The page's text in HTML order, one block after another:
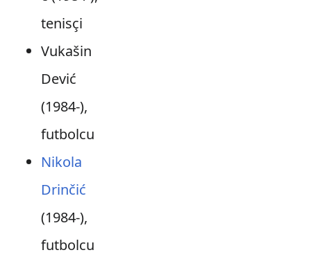
tenisçi
Vukašin
Dević
(1984-),
futbolcu
Nikola
Drinčić
(1984-),
futbolcu